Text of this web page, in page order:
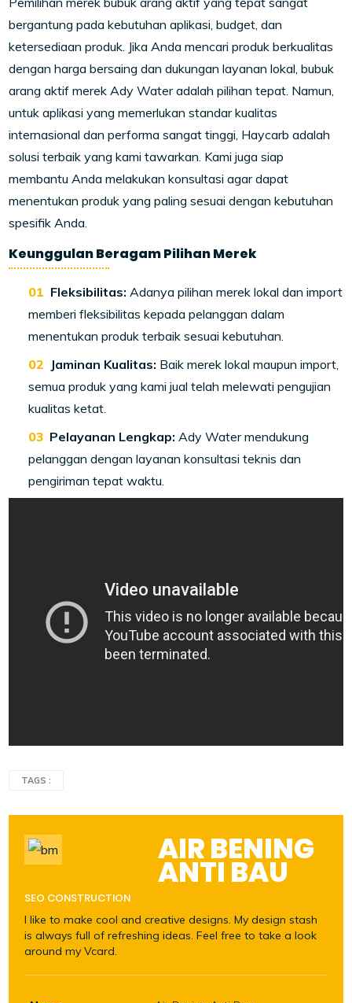
bergantung pada kebutuhan aplikasi, budget, dan
ketersediaan produk. Jika Anda mencari produk berkualitas
dengan harga bersaing dan dukungan layanan lokal, bubuk
arang aktif merek Ady Water adalah pilihan tepat. Namun,
untuk aplikasi yang memerlukan standar kualitas
internasional dan performa sangat tinggi, Haycarb adalah
solusi terbaik yang kami tawarkan. Kami juga siap
membantu Anda melakukan konsultasi agar dapat
menentukan produk yang paling sesuai dengan kebutuhan
spesifik Anda.
Keunggulan Beragam Pilihan Merek
Fleksibilitas: Adanya pilihan merek lokal dan import
memberi fleksibilitas kepada pelanggan dalam
menentukan produk terbaik sesuai kebutuhan.
Jaminan Kualitas: Baik merek lokal maupun import,
semua produk yang kami jual telah melewati pengujian
kualitas ketat.
Pelayanan Lengkap: Ady Water mendukung
pelanggan dengan layanan konsultasi teknis dan
pengiriman tepat waktu.
TAGS :
AIR BENING
ANTI BAU
SEO CONSTRUCTION
I like to make cool and creative designs. My design stash
is always full of refreshing ideas. Feel free to take a look
around my Vcard.